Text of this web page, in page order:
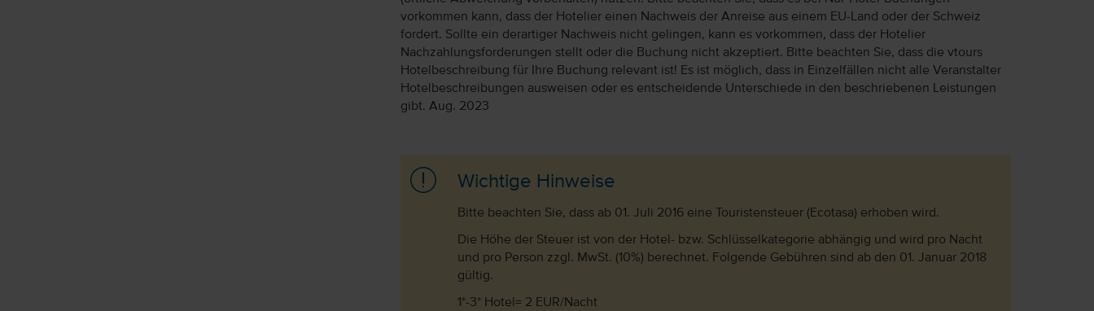
vorkommen kann, dass der Hotelier einen Nachweis der Anreise aus einem EU-Land oder der Schweiz
fordert. Sollte ein derartiger Nachweis nicht gelingen, kann es vorkommen, dass der Hotelier
Nachzahlungsforderungen stellt oder die Buchung nicht akzeptiert. Bitte beachten Sie, dass die vtours
Hotelbeschreibung für Ihre Buchung relevant ist! Es ist möglich, dass in Einzelfällen nicht alle Veranstalter
Hotelbeschreibungen ausweisen oder es entscheidende Unterschiede in den beschriebenen Leistungen
gibt. Aug. 2023
Wichtige Hinweise
Bitte beachten Sie, dass ab 01. Juli 2016 eine Touristensteuer (Ecotasa) erhoben wird.
Die Höhe der Steuer ist von der Hotel- bzw. Schlüsselkategorie abhängig und wird pro Nacht
und pro Person zzgl. MwSt. (10%) berechnet. Folgende Gebühren sind ab den 01. Januar 2018
gültig.
1*-3* Hotel= 2 EUR/Nacht